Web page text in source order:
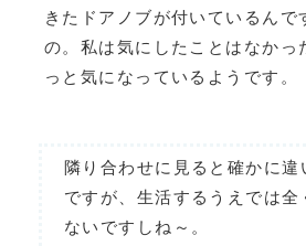
きたドアノブが付いているん
の。私は気にしたことはなか
っと気になっているようです。
隣り合わせに見ると確かに違
ですが、生活するうえでは全
ないですしね～。